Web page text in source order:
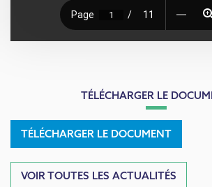
TÉLÉCHARGER LE
TÉLÉCHARGER LE DOCUMENT
VOIR TOUTES LES ACTUALITÉS